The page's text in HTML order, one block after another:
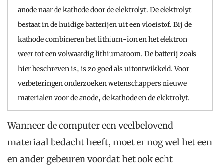
anode naar de kathode door de elektrolyt. De elektrolyt
bestaat in de huidige batterijen uit een vloeistof. Bij de
kathode combineren het lithium-ion en het elektron
weer tot een volwaardig lithiumatoom. De batterij zoals
hier beschreven is, is zo goed als uitontwikkeld. Voor
verbeteringen onderzoeken wetenschappers nieuwe
materialen voor de anode, de kathode en de elektrolyt.
Wanneer de computer een veelbelovend
materiaal bedacht heeft, moet er nog wel het een
en ander gebeuren voordat het ook echt